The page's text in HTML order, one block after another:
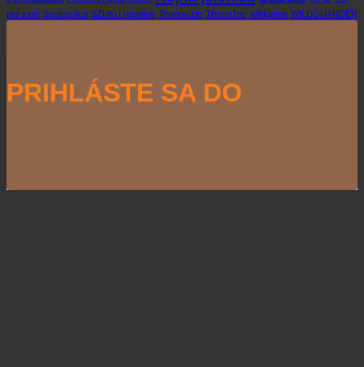
pre zver Spolupráca SZUKU repelent Termovízie ThermTec Wildgame WILDGUARDER
PRIHLÁSTE SA DO